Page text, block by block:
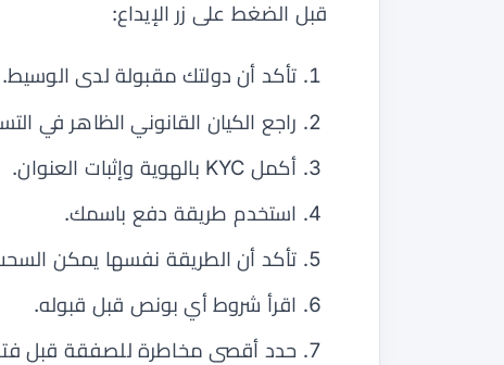
قبل الضغط على زر الإيداع:
تأكد أن دولتك مقبولة لدى الوسيط.
راجع الكيان القانوني الظاهر في
أكمل KYC بالهوية وإثبات العنوان.
استخدم طريقة دفع باسمك.
تأكد أن الطريقة نفسها يمكن
اقرأ شروط أي بونص قبل قبوله.
حدد أقصى مخاطرة للصفقة قبل